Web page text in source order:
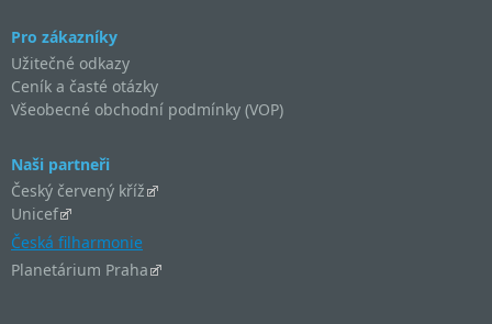
Pro zákazníky
Užitečné odkazy
Ceník a časté otázky
Všeobecné obchodní podmínky (VOP)
Naši partneři
Český červený kříž
Unicef
Česká filharmonie
Planetárium Praha